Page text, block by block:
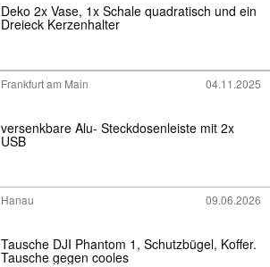
Deko 2x Vase, 1x Schale quadratisch und ein
Dreieck Kerzenhalter
Frankfurt am Main 04.11.2025
versenkbare Alu- Steckdosenleiste mit 2x
USB
Hanau 09.06.2026
Tausche DJI Phantom 1, Schutzbügel, Koffer.
Tausche gegen cooles